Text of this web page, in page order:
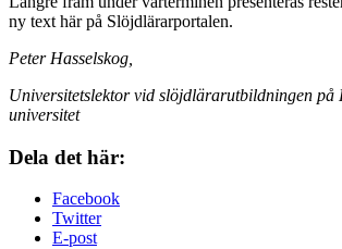
ny text här på Slöjdlärarportalen.
Peter Hasselskog,
Universitetslektor vid slöjdlärarutbildningen på
universitet
Dela det här:
Facebook
Twitter
E-post